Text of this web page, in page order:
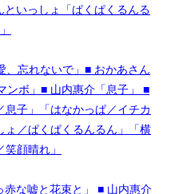
といっしょ「ぱくぱくるんる
、忘れないで」■ おかあさん
ンボ」■ 山内惠介「息子」 ■
子」「はなかっぱ／イチカ
ょ／ぱくぱくるんるん」「横
顔晴れ」
な嘘と花束と」 ■ 山内惠介